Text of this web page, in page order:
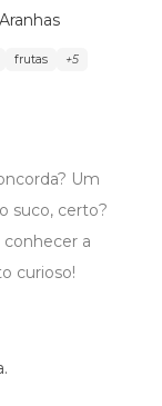
frutas +5
Um
suco, certo?
a
curioso!